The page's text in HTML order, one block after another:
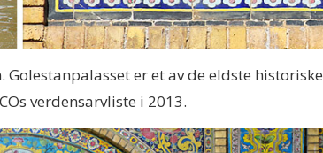
er et av de eldste historiske
verdensarvliste i 2013.